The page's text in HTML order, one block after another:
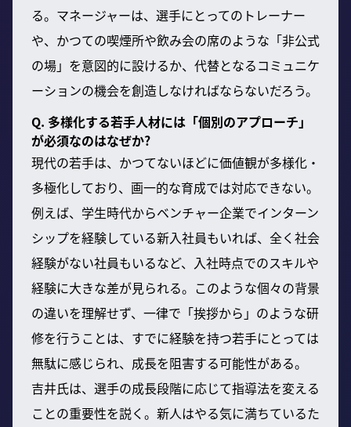
る。マネージャーは、選手にとってのトレーナー
や、かつての喫煙所や飲み会の席のような「非公式
の場」を意図的に設けるか、代替となるコミュニケ
ーションの機会を創造しなければならないだろう。
Q. 多様化する若手人材には「個別のアプローチ」
が必須なのはなぜか?
現代の若手は、かつてないほどに価値観が多様化・
多極化しており、画一的な育成では対応できない。
例えば、学生時代からベンチャー企業でインターン
シップを経験している新入社員もいれば、全く社会
経験がない社員もいるなど、入社時点でのスキルや
経験に大きな差が見られる。このような個々の背景
の違いを理解せず、一律で「挨拶から」のような研
修を行うことは、すでに経験を持つ若手にとっては
無駄に感じられ、成長を阻害する可能性がある。
吉井氏は、選手の成長段階に応じて指導法を変える
ことの重要性を説く。新人はやる気に満ちているた